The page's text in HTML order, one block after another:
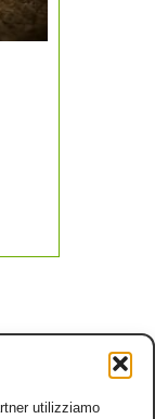
utilizziamo